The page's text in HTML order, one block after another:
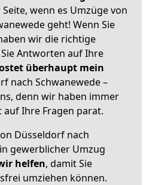
wenn es Umzüge von
geht! Wenn Sie
wir die richtige
Antworten auf Ihre
überhaupt mein
nach Schwanewede –
denn wir haben immer
Ihre Fragen parat.
Düsseldorf nach
gewerblicher Umzug
helfen, damit Sie
umziehen können.